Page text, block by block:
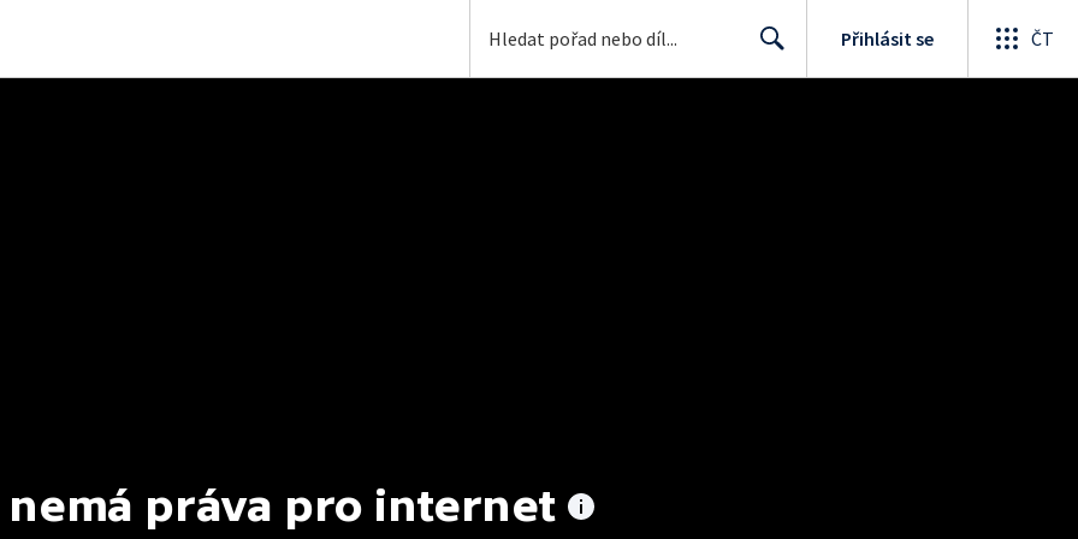
Přihlásit se ČT
nemá práva pro internet